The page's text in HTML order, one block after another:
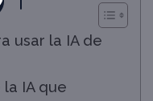
usar la IA de
IA que